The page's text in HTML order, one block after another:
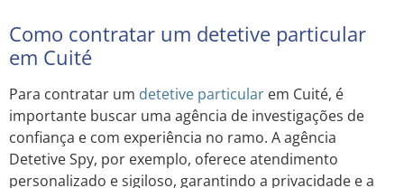
Como contratar um detetive particular
em Cuité
Para contratar um detetive particular em Cuité, é
importante buscar uma agência de investigações de
confiança e com experiência no ramo. A agência
Detetive Spy, por exemplo, oferece atendimento
personalizado e sigiloso, garantindo a privacidade e a